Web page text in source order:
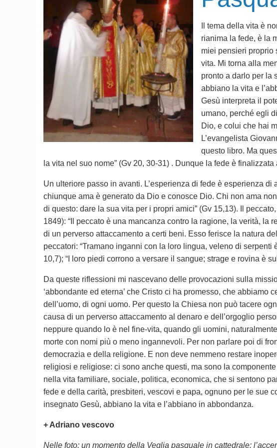
Il tema della vita è
rianima la fede, è la
miei pensieri proprio
vita. Mi torna alla
pronto a darlo per la
abbiano la vita e
Gesù interpreta il
umano, perché egli
Dio, e colui che hai
L’evangelista
questo libro. Ma
la vita nel suo nome” (Gv 20, 30-31) . Dunque la fede è finalizzata
Un ulteriore passo in avanti. L’esperienza di fede è esperienza
chiunque ama è generato da Dio e conosce Dio. Chi non ama
di questo: dare la sua vita per i propri amici” (Gv 15,13). Il
1849): “Il peccato è una mancanza contro la ragione, la verità, la
di un perverso attaccamento a certi beni. Esso ferisce la natura
peccatori: “Tramano inganni con la loro lingua, veleno di serpenti
10,7); “I loro piedi corrono a versare il sangue; strage e rovina è
Da queste riflessioni mi nascevano delle provocazioni sulla
‘abbondante ed eterna’ che Cristo ci ha promesso, che
dell’uomo, di ogni uomo. Per questo la Chiesa non può tacere
causa di un perverso attaccamento al denaro e dell’orgoglio
neppure quando lo è nel fine-vita, quando gli uomini,
morte con nomi più o meno ingannevoli. Per non parlare poi di
democrazia e della religione. E non deve nemmeno restare
religiosi e religiose: ci sono anche questi, ma sono la
nella vita familiare, sociale, politica, economica, che si sentono
fede e della carità, presbiteri, vescovi e papa, ognuno per le sue
insegnato Gesù, abbiano la vita e l’abbiano in abbondanza.
+ Adriano vescovo
Nelle foto: un momento della Veglia pasquale in cattedrale: